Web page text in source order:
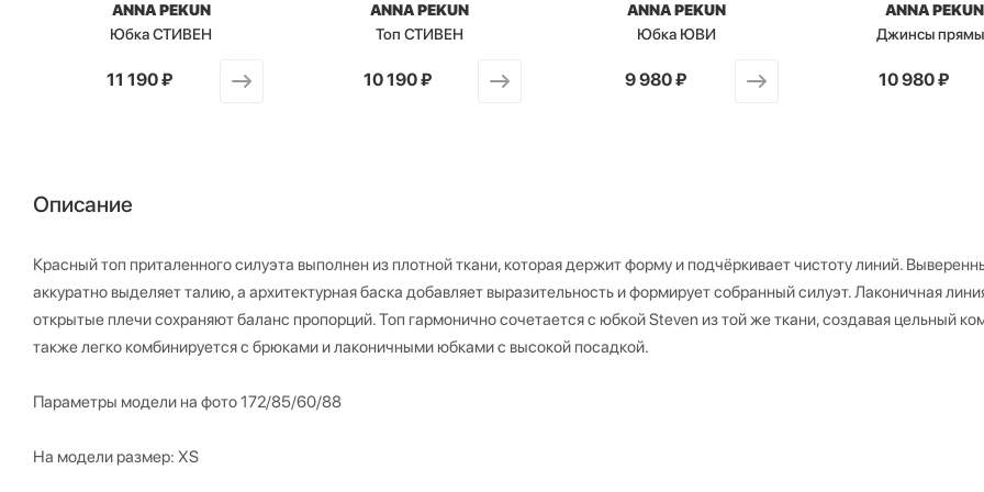
ANNA PEKUN
Юбка СТИВЕН
от11 190 ₽
ANNA PEKUN
Топ СТИВЕН
от10 190 ₽
ANNA PEKUN
Юбка ЮВИ
9 980 ₽
ANNA PEKUN
Джинсы
10 980 ₽
Описание
Красный топ приталенного силуэта выполнен из плотной ткани, которая держит форму и подчёркивает чистоту линий.
аккуратно выделяет талию, а архитектурная баска добавляет выразительность и формирует собранный силуэт. Лаконичная
открытые плечи сохраняют баланс пропорций. Топ гармонично сочетается с юбкой Steven из той же ткани, создавая цельный
также легко комбинируется с брюками и лаконичными юбками с высокой посадкой.
Параметры модели на фото 172/85/60/88
На модели размер: XS